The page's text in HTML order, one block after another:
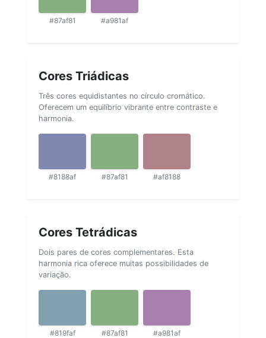
#87af81 #a981af
Cores Triádicas
Três cores equidistantes no círculo cromático.
Oferecem um equilíbrio vibrante entre contraste e
harmonia.
#8188af #87af81 #af8188
Cores Tetrádicas
Dois pares de cores complementares. Esta
harmonia rica oferece muitas possibilidades de
variação.
#819faf #87af81 #a981af